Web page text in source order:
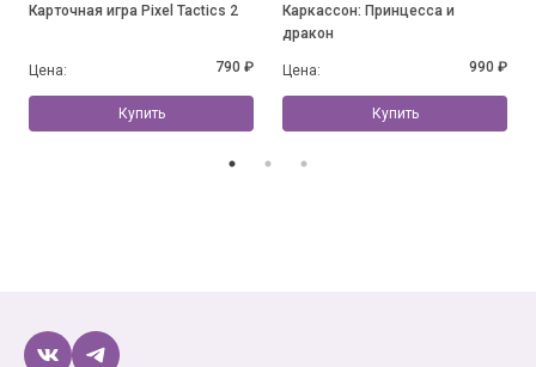
Карточная игра Pixel Tactics 2
Цена: 790 ₽
Купить
Каркассон: Принцесса и
дракон
Цена: 990 ₽
Купить